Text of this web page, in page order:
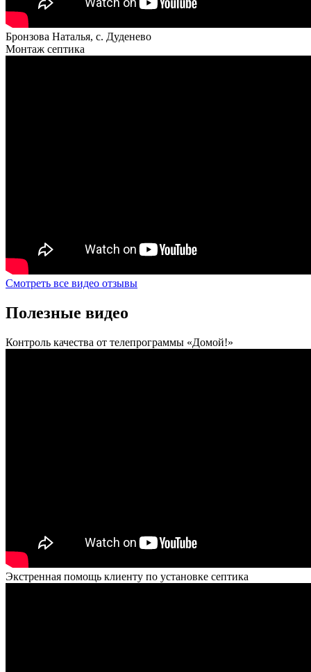
Бронзова Наталья, с. Дуденево
Монтаж септика
Смотреть все видео отзывы
Полезные видео
Контроль качества от телепрограммы «Домой!»
Экстренная помощь клиенту по установке септика